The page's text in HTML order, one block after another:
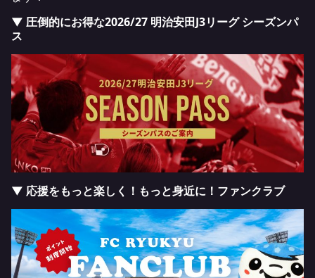
▼ 圧倒的にお得な2026/27 明治安田J3リーグ シーズンパ
ス
▼ 応援をもっと楽しく！もっと身近に！ファンクラブ